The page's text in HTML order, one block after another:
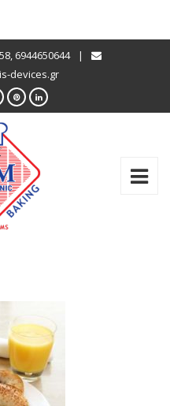
, 6944650644
|
devices.gr